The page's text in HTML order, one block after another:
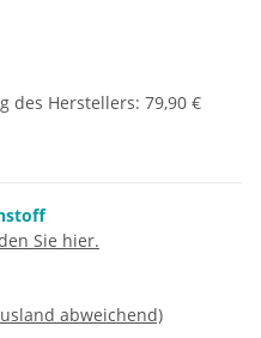
des Herstellers: 79,90 €
Sie hier.
abweichend)